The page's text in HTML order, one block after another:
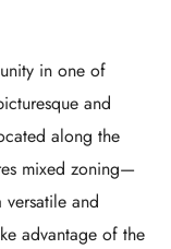
in one of
and
along the
mixed zoning—
and
advantage of the